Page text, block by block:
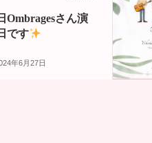
Ombragesさん演
です
年6月27日